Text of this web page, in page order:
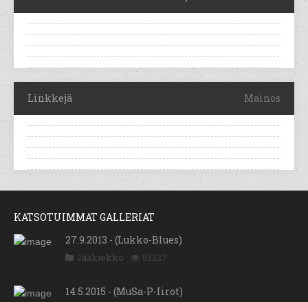
Linkkejä Mainos
KATSOTUIMMAT GALLERIAT
27.9.2013 - (Lukko-Blues)
Jääkiekko 53227
14.5.2015 - (MuSa-P-Iirot)